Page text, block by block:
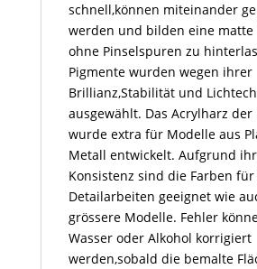
schnell,können miteinander
werden und bilden eine matte
ohne Pinselspuren zu
Pigmente wurden wegen ihrer
Brillianz,Stabilität und
ausgewählt. Das Acrylharz der
wurde extra für Modelle aus
Metall entwickelt. Aufgrund
Konsistenz sind die Farben
Detailarbeiten geeignet wie
grössere Modelle. Fehler
Wasser oder Alkohol korrigiert
werden,sobald die bemalte